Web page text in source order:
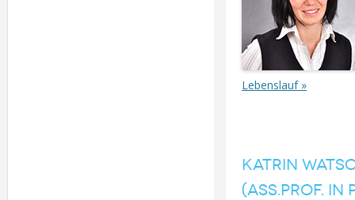
Lebenslauf »
KATRIN
(ASS.PROF. IN